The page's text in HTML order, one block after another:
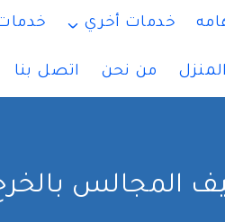
خدمات أخري
من نحن اتصل بنا
المجالس